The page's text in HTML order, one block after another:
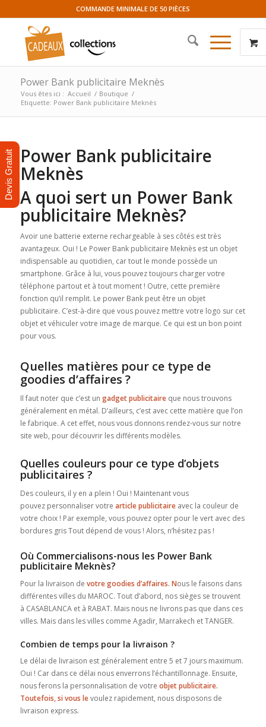
COMMANDE MINIMALE DE 50 PIÈCES
Power Bank publicitaire Meknès
Vous êtes ici : Accueil / Boutique /
Etiquette: Power Bank publicitaire Meknès
Power Bank publicitaire
Meknès
A quoi sert un Power Bank
publicitaire Meknès?
Avoir une batterie externe rechargeable à ses côtés est très
avantageux. Oui ! Le Power Bank publicitaire Meknès est un objet
indispensable au quotidien, car tout le monde possède un
smartphone. Grâce à lui, vous pouvez toujours charger votre
téléphone partout et à tout moment ! Outre, cette première
fonction qu’il remplit. Le power Bank peut être un objet
publicitaire. C’est-à-dire que vous pouvez mettre votre logo sur cet
objet et véhiculer votre image de marque. Ce qui est un bon point
pour vous.
Quelles matières pour ce type de
goodies d’affaires ?
Il faut noter que c’est un gadget publicitaireque nous trouvons
généralement en métal. D’ailleurs, c’est avec cette matière que l’on
le fabrique. A cet effet, nous vous donnons rendez-vous sur notre
site web, pour découvrir les différents modèles.
Quelles couleurs pour ce type d’objets
publicitaires ?
Des couleurs, il y en a plein ! Oui ! Maintenant vous
pouvez personnaliser votre article publicitaireavec la couleur de
votre choix ! Par exemple, vous pouvez opter pour le vert avec des
bordures gris Tout dépend de vous ! Alors, n’hésitez pas !
Où Commercialisons-nous les Power Bank
publicitaire Meknès?
Pour la livraison de votre goodies d’affaires. Nous le faisons dans
différentes villes du MAROC. Tout d’abord, nos sièges se trouvent
à CASABLANCA et à RABAT. Mais nous ne livrons pas que dans ces
villes. Mais dans les villes comme Agadir, Marrakech et TANGER.
Combien de temps pour la livraison ?
Le délai de livraison est généralement entre 5 et 7 jours maximum.
Oui ! Car dans ce délai nous enverrons l’échantillonnage. Ensuite,
nous ferons la personnalisation de votre objet publicitaire.
Toutefois, si vous levoulez rapidement, nous disposons de
livraison express.
Devis Gratuit